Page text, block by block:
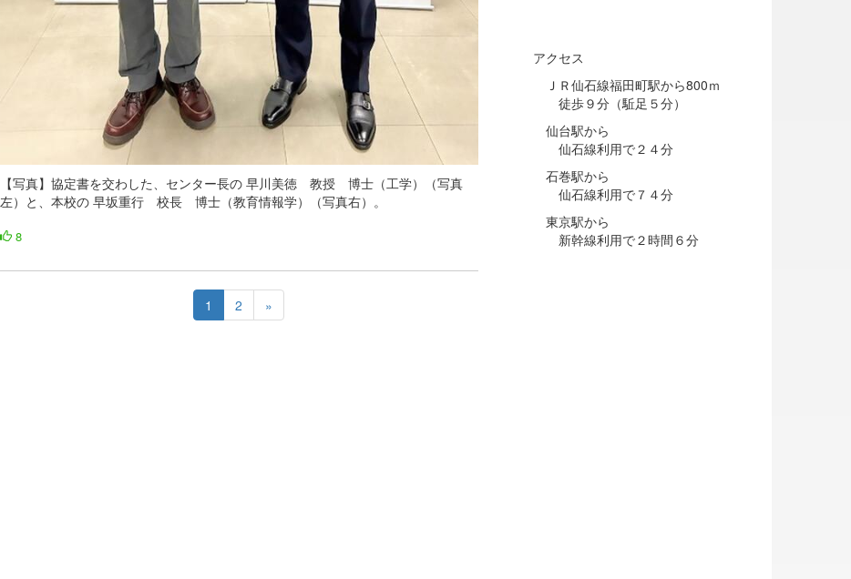
【写真】協定書を交わした、センター長の 早川美徳 教授 博士（工学）（写真
左）と、本校の 早坂重行 校長 博士（教育情報学）（写真右）。
8
1 2 »
アクセス
ＪＲ仙石線福田町駅から800ｍ
徒歩９分（駈足５分）
仙台駅から
仙石線利用で２４分
石巻駅から
仙石線利用で７４分
東京駅から
新幹線利用で２時間６分